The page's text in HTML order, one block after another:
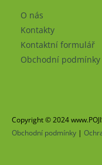
O nás
Kontakty
Kontaktní formulář
Obchodní podmínky
Copyright © 2024
Obchodní podmínky |